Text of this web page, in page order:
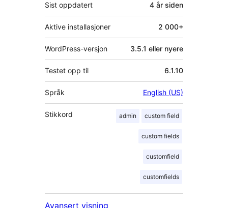
Sist oppdatert 4 år siden
Aktive installasjoner 2 000+
WordPress-versjon 3.5.1 eller nyere
Testet opp til 6.1.10
Språk English (US)
Stikkord admin custom field
custom fields
customfield
customfields
Avansert visning